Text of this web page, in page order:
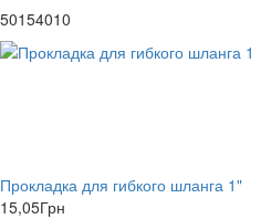
50154010
Прокладка для гибкого шланга 1"
15,05Грн